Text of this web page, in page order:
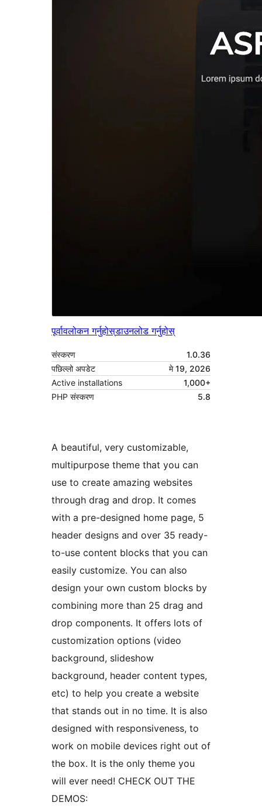
पूर्वावलोकन गर्नुहोस्डाउनलोड गर्नुहोस्
संस्करण
1.0.36
पछिल्लो अपडेट
मे 19, 2026
Active installations
1,000+
PHP संस्करण
5.8
A beautiful, very customizable,
multipurpose theme that you can
use to create amazing websites
through drag and drop. It comes
with a pre-designed home page, 5
header designs and over 35 ready-
to-use content blocks that you can
easily customize. You can also
design your own custom blocks by
combining more than 25 drag and
drop components. It offers lots of
customization options (video
background, slideshow
background, header content types,
etc) to help you create a website
that stands out in no time. It is also
designed with responsiveness, to
work on mobile devices right out of
the box. It is the only theme you
will ever need! CHECK OUT THE
DEMOS: